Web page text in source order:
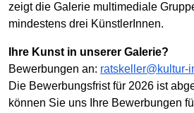
zeigt die Galerie multimediale
mindestens drei KünstlerInnen.
Ihre Kunst in unserer Galerie?
Bewerbungen an: ratskeller@kultur-
Die Bewerbungsfrist für 2026 ist
können Sie uns Ihre Bewerbungen